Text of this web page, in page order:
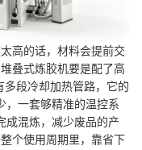
高的话，材料会提前交
叠式炼胶机要是配了高
段冷却加热管路，它的
，一套够精准的温控系
成混炼，减少废品的产
个使用周期里，靠省下